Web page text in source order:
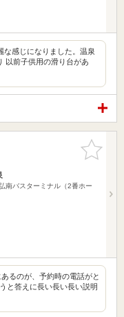
な感じになりました。温泉
以前子供用の滑り台があ
お気に入
りに追加
南バスターミナル（2番ホー
るのが、予約時の電話がと
と答えに長い長い長い説明